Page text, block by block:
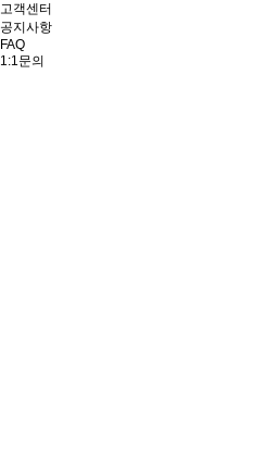
고객센터
공지사항
FAQ
1:1문의